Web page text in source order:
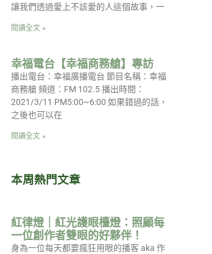
讓我們透過愛上不該愛的人這個故事，一
閱讀全文 »
幸福電台【幸福商務艙】專訪
播出電台：幸福廣播電台 節目名稱：幸福
商務艙 頻道：FM 102.5 播出時間：
2021/3/11 PM5:00~6:00 如果錯過的話，
之後也可以在
閱讀全文 »
本周熱門文章
紅律燈｜紅光護眼檯燈：照顧每
一位創作者雙眼的好夥伴！
身為一位每天都要瘋狂用眼的播客 aka 作